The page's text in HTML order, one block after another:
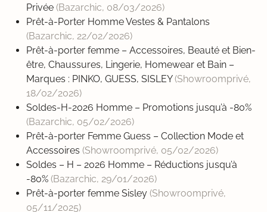
Privée (Bazarchic, 08/03/2026)
Prêt-à-Porter Homme Vestes & Pantalons
(Bazarchic, 22/02/2026)
Prêt-à-porter femme – Accessoires, Beauté et Bien-
être, Chaussures, Lingerie, Homewear et Bain –
Marques : PINKO, GUESS, SISLEY(Showroomprivé,
18/02/2026)
Soldes-H-2026 Homme – Promotions jusqu’à -80%
(Bazarchic, 05/02/2026)
Prêt-à-porter Femme Guess – Collection Mode et
Accessoires (Showroomprivé, 05/02/2026)
Soldes – H – 2026 Homme – Réductions jusqu’à
-80% (Bazarchic, 29/01/2026)
Prêt-à-porter femme Sisley (Showroomprivé,
05/11/2025)